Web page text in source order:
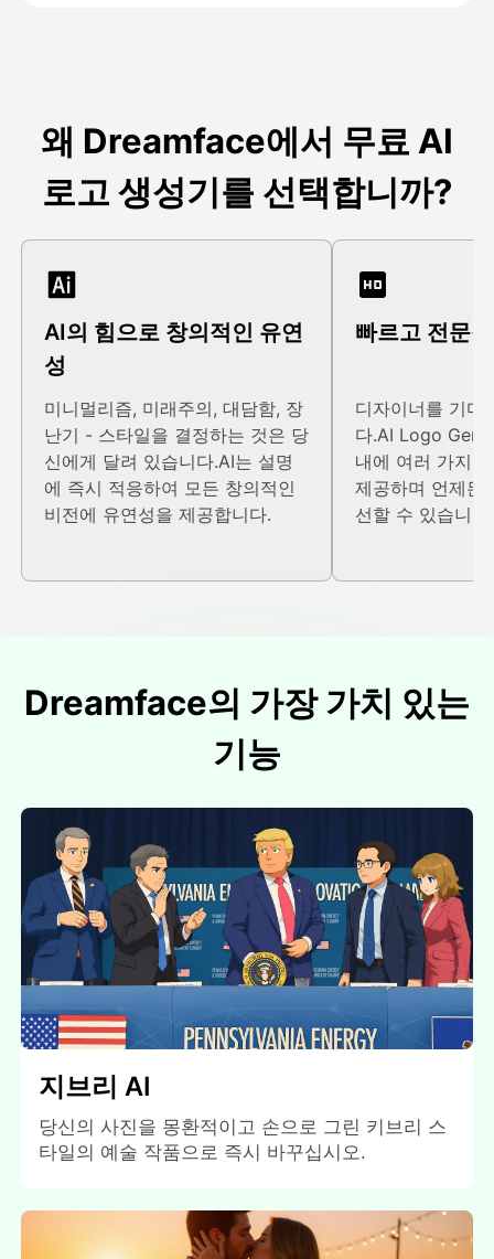
왜 Dreamface에서 무료 AI
로고 생성기를 선택합니까?
AI의 힘으로 창의적인 유연
성
미니멀리즘, 미래주의, 대담함, 장
난기 - 스타일을 결정하는 것은 당
신에게 달려 있습니다.AI는 설명
에 즉시 적응하여 모든 창의적인
비전에 유연성을 제공합니다.
빠르고 전문
디자이너를 기다
다.AI Logo
내에 여러 가지
제공하며 언제든
선할 수 있습니다.
Dreamface의 가장 가치 있는
기능
지브리 AI
당신의 사진을 몽환적이고 손으로 그린 ​​키브리 스
타일의 예술 작품으로 즉시 바꾸십시오.